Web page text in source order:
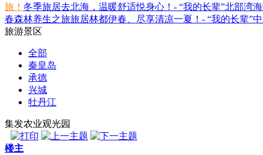
旅！ 冬季旅居去北海，温暖舒适悦身心！- “我的长辈”北部湾
春森林养生之旅旅居林都伊春、尽享清凉一夏！- “我的长辈”
旅游景区
全部
秦皇岛
承德
兴城
牡丹江
集发农业观光园
楼主